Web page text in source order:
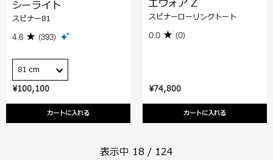
¥100,100
カートに入れる
シーライト
スピナー81
4.6 (393)
81 cm
¥74,800
カートに入れる
エヴォア Z
スピナーローリングトート
0.0 (0)
表示中 18 / 124